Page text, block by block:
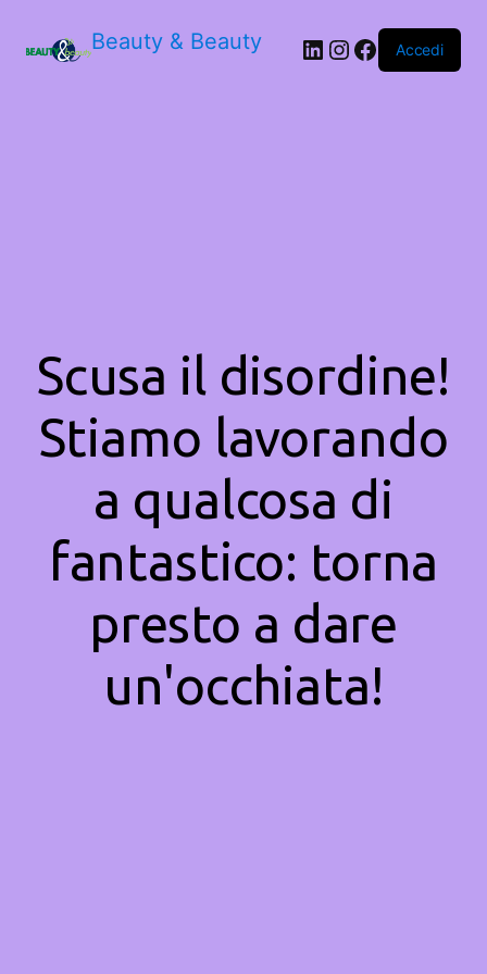
Beauty & Beauty LinkedIn
Instagram
Facebook
Accedi
Scusa il disordine!
Stiamo lavorando
a qualcosa di
fantastico: torna
presto a dare
un'occhiata!